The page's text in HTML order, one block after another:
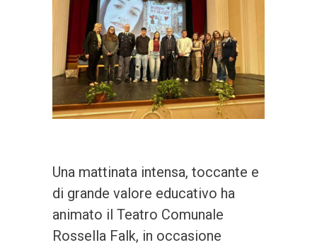
Una mattinata intensa, toccante e
di grande valore educativo ha
animato il Teatro Comunale
Rossella Falk, in occasione